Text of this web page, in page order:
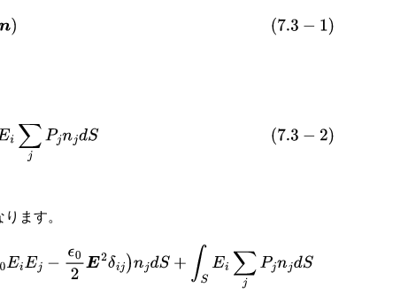
P⋅n
SE i∑ P nj dS
ます。
+ ∫S Ei∑ njdS=∫S∑ j(Ei( ϵ0E + )− 02 E2 δi )njd S